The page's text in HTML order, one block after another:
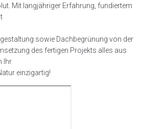
Mit langjähriger Erfahrung, fundiertem
sowie Dachbegrünung von der
des fertigen Projekts alles aus
Ihr
einzigartig!